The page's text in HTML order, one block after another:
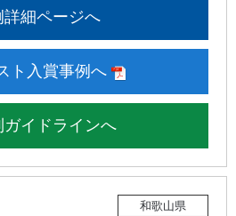
詳細ページへ
ト入賞事例へ
ガイドラインへ
和歌山県